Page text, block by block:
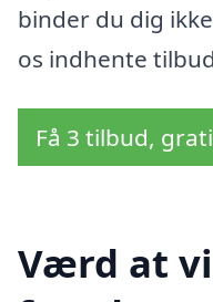
binder du dig
os indhente
Få 3 tilbud,
Værd at